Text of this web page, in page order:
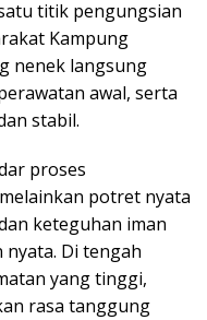
titik pengungsian
Kampung
nenek langsung
awal, serta
stabil.
proses
potret nyata
keteguhan iman
Di tengah
yang tinggi,
rasa tanggung